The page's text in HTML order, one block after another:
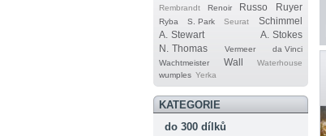
Rembrandt
Renoir Russo Ruyer
Ryba S. Park Seurat
Schimmel
A. Stewart
A. Stokes
N. Thomas
Vermeer
da Vinci
Wachtmeister
Wall
Waterhouse
wumples Yerka
KATEGORIE
do 300 dílků